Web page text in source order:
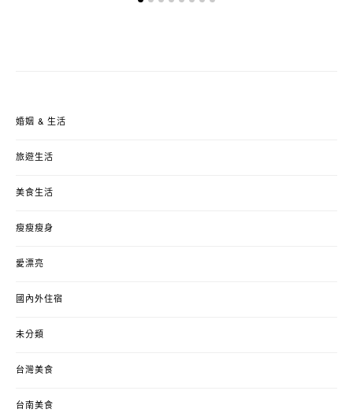
婚姻 & 生活
旅遊生活
美食生活
瘦瘦瘦身
愛漂亮
國內外住宿
未分類
台灣美食
台南美食